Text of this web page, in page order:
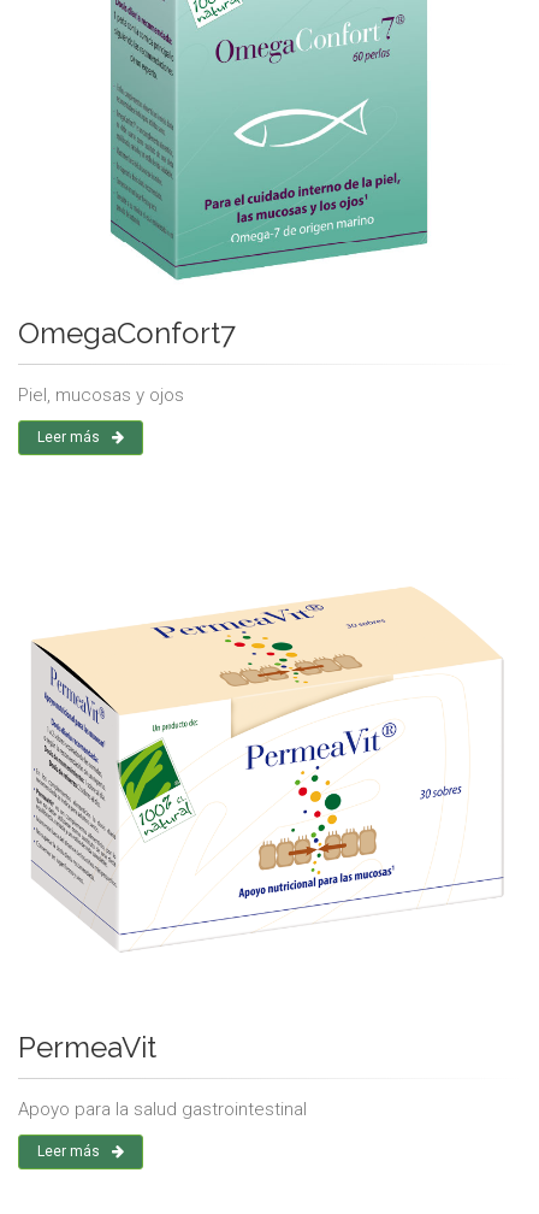
OmegaConfort7
Piel, mucosas y ojos
Leer más
PermeaVit
Apoyo para la salud gastrointestinal
Leer más